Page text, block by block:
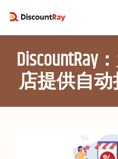
DiscountRay
店提供自动